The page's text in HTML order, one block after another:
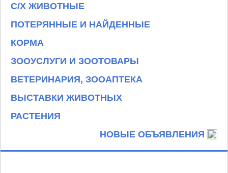
С/Х ЖИВОТНЫЕ
ПОТЕРЯННЫЕ И НАЙДЕННЫЕ
КОРМА
ЗООУСЛУГИ И ЗООТОВАРЫ
ВЕТЕРИНАРИЯ, ЗООАПТЕКА
ВЫСТАВКИ ЖИВОТНЫХ
РАСТЕНИЯ
НОВЫЕ ОБЪЯВЛЕНИЯ